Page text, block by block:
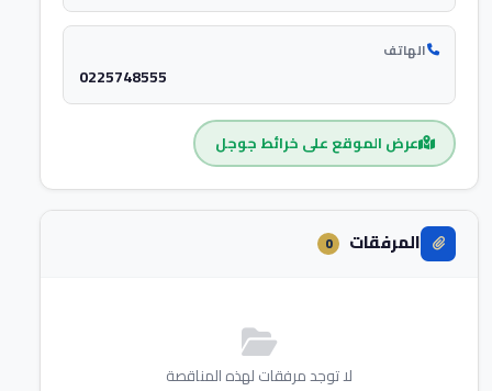
الهاتف
0225748555
عرض الموقع على خرائط جوجل
المرفقات 0
لا توجد مرفقات لهذه المناقصة